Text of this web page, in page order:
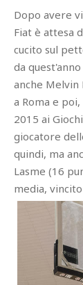
Dopo avere
Fiat è attesa
cucito sul
da
anche Melvin
a Roma e
2015 ai
giocatore
quindi, ma
Lasme (16
media,